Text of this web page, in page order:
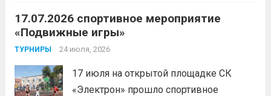
заняла 1 место на дистанции 3000 м. с
результатом 10.01,78. Подготовил
спортсменку тренер-преподаватель
дальше
17.07.2026 спортивное мероприятие
«Подвижные игры»
ТУРНИРЫ 24 июля, 2026
17 июля на открытой площадке СК
«Электрон» прошло спортивное